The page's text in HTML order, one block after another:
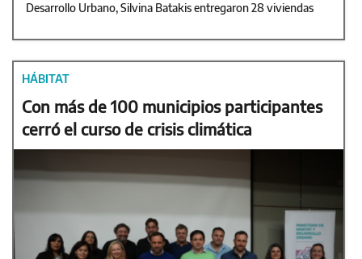
Desarrollo Urbano, Silvina Batakis entregaron 28 viviendas
HÁBITAT
Con más de 100 municipios participantes
cerró el curso de crisis climática